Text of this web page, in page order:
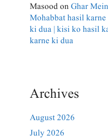
MasoodonGhar
Mohabbat hasil
ki dua | kisi ko hasil
karne ki dua
Archives
August 2026
July 2026